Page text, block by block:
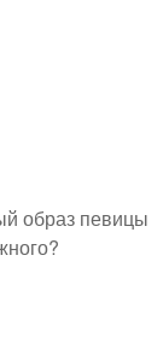
образ певицы